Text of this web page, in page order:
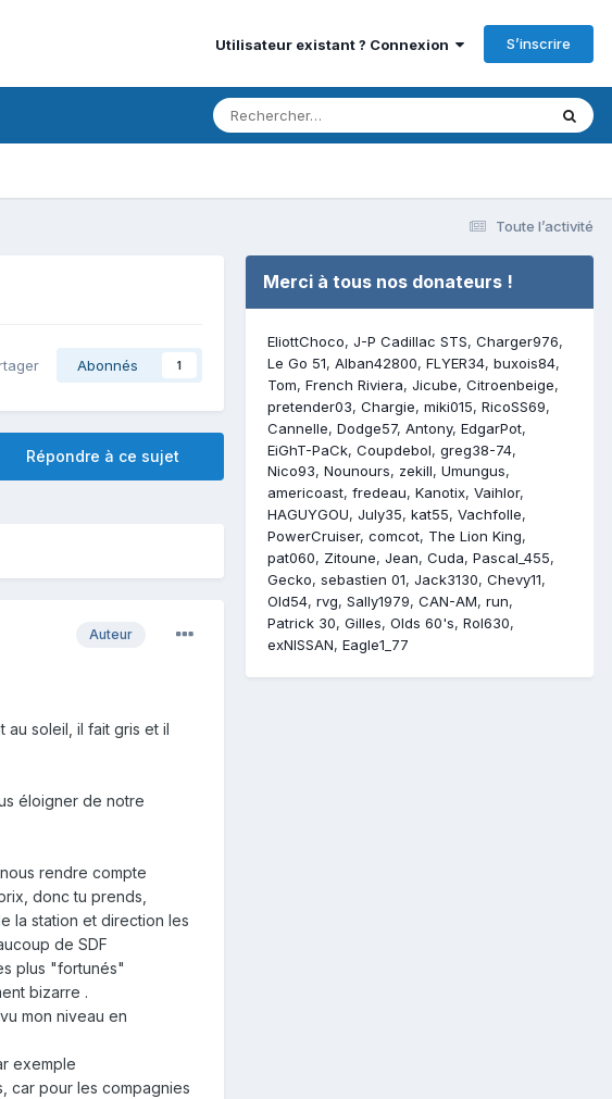
Utilisateur existant ? Connexion S’inscrire
Toute l’activité
Abonnés 1
Répondre à ce sujet
Auteur
soleil, il fait gris et il
éloigner de notre
rendre compte
donc tu prends,
la station et direction les
de SDF
plus "fortunés"
bizarre .
mon niveau en
exemple
car pour les compagnies
Merci à tous nos donateurs !
EliottChoco J-P Cadillac STS Charger976
Le Go 51 Alban42800 FLYER34 buxois84
Tom French Riviera Jicube Citroenbeige
pretender03 Chargie miki015 RicoSS69
Cannelle Dodge57 Antony EdgarPot
EiGhT-PaCk Coupdebol greg38-74
Nico93 Nounours zekill Umungus
americoast fredeau Kanotix Vaihlor
HAGUYGOU July35 kat55 Vachfolle
PowerCruiser comcot The Lion King
pat060
Zitoune Jean Cuda Pascal_455
Gecko sebastien 01 Jack3130 Chevy11
Old54 rvg Sally1979 CAN-AM run
Patrick 30 Gilles Olds 60's Rol630
exNISSAN Eagle1_77